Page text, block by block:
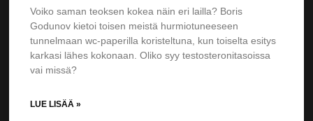
Voiko saman teoksen kokea näin eri lailla? Boris
Godunov kietoi toisen meistä hurmiotuneeseen
tunnelmaan wc-paperilla koristeltuna, kun toiselta esitys
karkasi lähes kokonaan. Oliko syy testosteronitasoissa
vai missä?
LUE LISÄÄ »